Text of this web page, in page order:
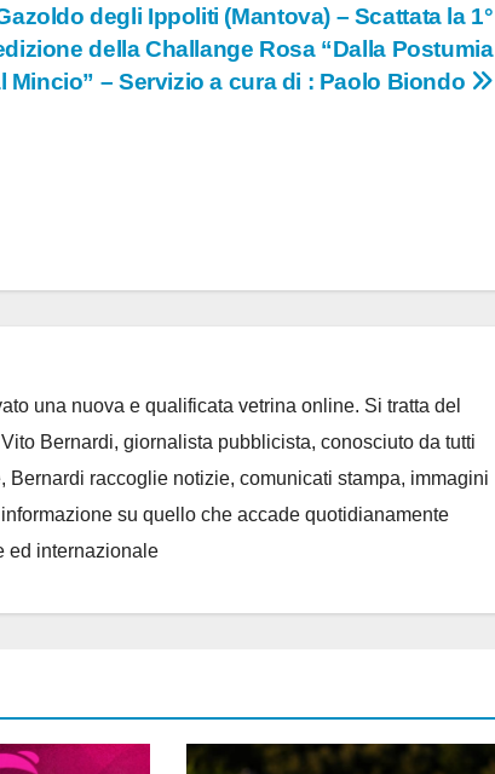
degli Ippoliti (Mantova) – Scattata la 1°
della Challange Rosa “Dalla Postumia
Mincio” – Servizio a cura di : Paolo Biondo
una nuova e qualificata vetrina online. Si tratta del
Bernardi, giornalista pubblicista, conosciuto da tutti
raccoglie notizie, comunicati stampa, immagini
su quello che accade quotidianamente
ed internazionale